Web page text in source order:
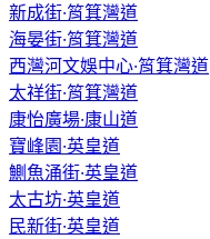
新成街·筲箕灣道
海晏街·筲箕灣道
西灣河文娛中心·筲箕灣道
太祥街·筲箕灣道
康怡廣場·康山道
寶峰園·英皇道
鰂魚涌街·英皇道
太古坊·英皇道
民新街·英皇道